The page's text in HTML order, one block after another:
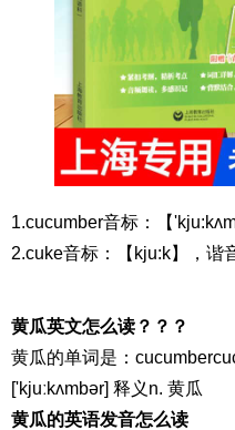
1.cucumber音标：【
2.cuke音标：【kju:k】，谐
黄瓜英文怎么读？？？
黄瓜的单词是：
['kjuːkʌmbər] 释义n. 黄瓜
黄瓜的英语发音怎么读